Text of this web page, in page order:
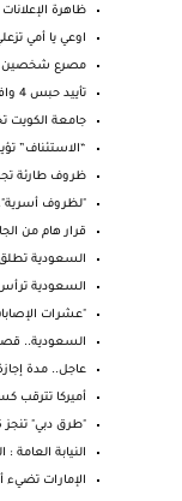
ظاهرة
اوعي يا أمي
مصرع شخصين
تأييد حبس 4 وافدين «هاكرز» لمدة 7 سنوات
جامعة الكويت
“الاستئناف”
ظروف طارئة
"لظروف
قرار هام من
السعودية
​السعودية
"عشرات
السعودية..
عاجل.. مدة
أميركا تترقب
"طرق دبي" تنجز 75% من مشروع تطوير تقاطع شارع جرن ا...
النيابة
الإمارات تضيء